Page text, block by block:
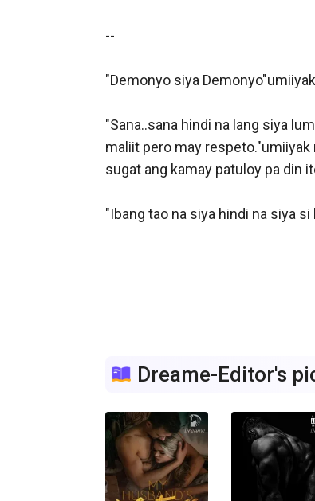
--
"Demonyo siya
"Sana..sana hindi na lang siya
maliit pero may respeto."umiiyak
sugat ang kamay patuloy pa din
"Ibang tao na siya hindi na siya
Dreame-Editor's